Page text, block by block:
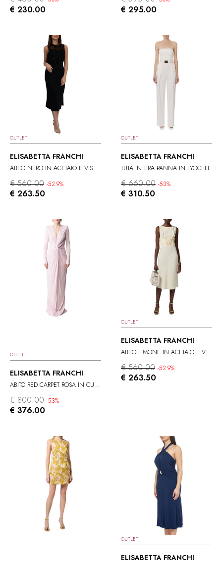
€ 230.00 € 295.00
OUTLET
ELISABETTA FRANCHI
ABITO NERO IN ACETATO E VISCOSA
€ 560.00 -52.9%
€ 263.50
OUTLET
ELISABETTA FRANCHI
TUTA INTERA PANNA IN LYOCELL
€ 660.00 -53%
€ 310.50
OUTLET
ELISABETTA FRANCHI
ABITO RED CARPET ROSA IN CUPRO
€ 800.00 -53%
€ 376.00
OUTLET
ELISABETTA FRANCHI
ABITO LIMONE IN ACETATO E VISCOSA
€ 560.00 -52.9%
€ 263.50
OUTLET
ELISABETTA FRANCHI